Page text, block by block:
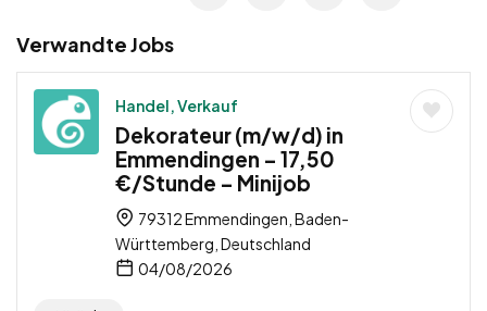
Verwandte Jobs
Handel, Verkauf
Dekorateur (m/w/d) in
Emmendingen – 17,50
€/Stunde – Minijob
79312 Emmendingen, Baden-
Württemberg, Deutschland
04/08/2026